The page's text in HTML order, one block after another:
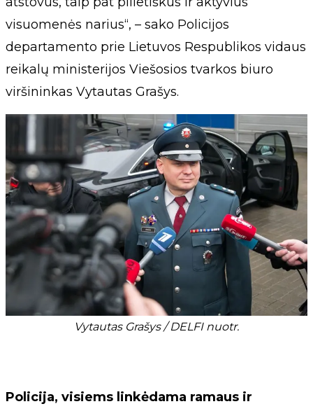
visuomenės narius“, – sako Policijos
departamento prie Lietuvos Respublikos vidaus
reikalų ministerijos Viešosios tvarkos biuro
viršininkas Vytautas Grašys.
Vytautas Grašys / DELFI nuotr.
Policija, visiems linkėdama ramaus ir